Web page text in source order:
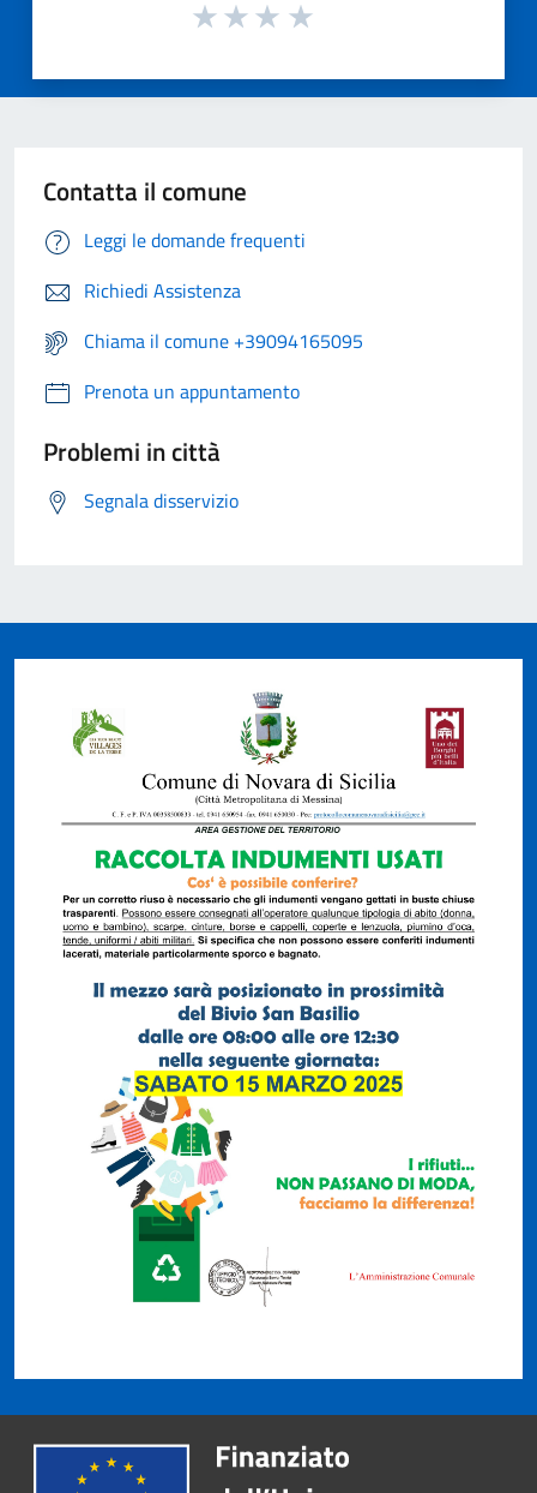
Contatta il comune
Leggi le domande frequenti
Richiedi Assistenza
Chiama il comune +39094165095
Prenota un appuntamento
Problemi in città
Segnala disservizio